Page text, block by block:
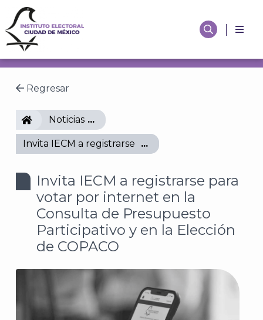
Regresar
IECMNoticias
Invita IECM a registrarse para votar por internet
Invita IECM a registrarse para
votar por internet en la
Consulta de Presupuesto
Participativo y en la Elección
de COPACO